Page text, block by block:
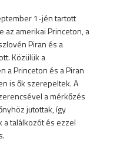
1-jén tartott
az amerikai Princeton, a
Piran és a
Közülük a
a Princeton és a Piran
is ők szerepeltek. A
a mérkőzés
jutottak, így
találkozót és ezzel